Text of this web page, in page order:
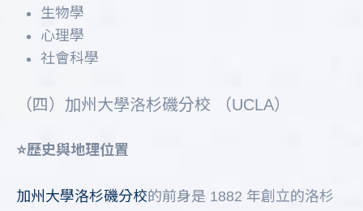
生物學
心理學
社會科學
（四）加州大學洛杉磯分校 （UCLA）
⭐️歷史與地理位置
加州大學洛杉磯分校的前身是 1882 年創立的洛杉